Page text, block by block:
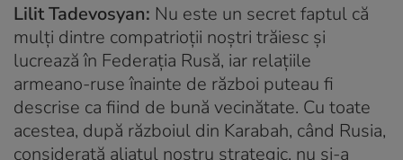
Lilit Tadevosyan: Nu este un secret faptul că
mulți dintre compatrioții noștri trăiesc și
lucrează în Federația Rusă, iar relațiile
armeano-ruse înainte de război puteau fi
descrise ca fiind de bună vecinătate. Cu toate
acestea, după războiul din Karabah, când Rusia,
considerată aliatul nostru strategic, nu și-a